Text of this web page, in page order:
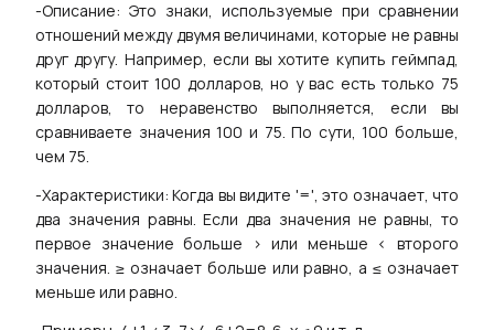
-Описание: Это знаки, используемые при сравнении
отношений между двумя величинами, которые не равны
друг другу. Например, если вы хотите купить геймпад,
который стоит 100 долларов, но у вас есть только 75
долларов, то неравенство выполняется, если вы
сравниваете значения 100 и 75. По сути, 100 больше,
чем 75.
-Характеристики: Когда вы видите '=', это означает, что
два значения равны. Если два значения не равны, то
первое значение больше > или меньше < второго
значения. ≥ означает больше или равно, а ≤ означает
меньше или равно.